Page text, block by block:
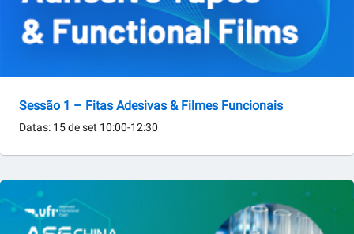
Sessão 1 – Fitas Adesivas & Filmes Funcionais
Datas: 15 de set 10:00-12:30